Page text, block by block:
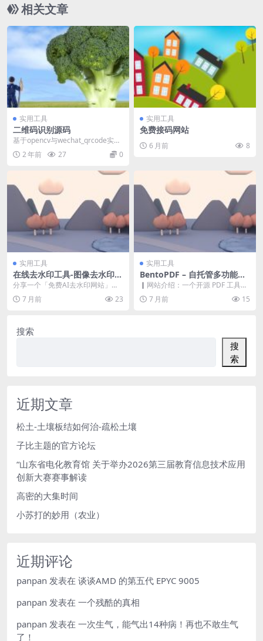
相关文章
实用工具
二维码识别源码
基于opencv与wechat_qrcode实现
的JS版二维码图像识别库 纯前端...
2 年前 27 0
实用工具
免费接码网站
6 月前 8
实用工具
在线去水印工具-图像去水印，
视频去水印
分享一个「免费AI去水印网站」，
一键轻松去除水印、输出干净成
品，这个技巧很多人都...
7 月前 23
实用工具
BentoPDF – 自托管多功能在
线PDF工具箱
▎网站介绍：一个开源 PDF 工具
箱，所有 PDF 处理均在浏览器本地
完成，无需...
7 月前 15
搜索
搜
索
近期文章
松土-土壤板结如何治-疏松土壤
子比主题的官方论坛
“山东省电化教育馆 关于举办2026第三届教育信息技术应用
创新大赛赛事解读
高密的大集时间
小苏打的妙用（农业）
近期评论
panpan 发表在 谈谈AMD 的第五代 EPYC 9005
panpan 发表在 一个残酷的真相
panpan 发表在 一次生气，能气出14种病！再也不敢生气
了！